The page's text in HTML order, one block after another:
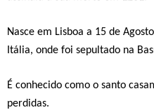
Nasce em Lisboa a 15 de
Itália, onde foi sepultado na
É conhecido como o santo
perdidas.